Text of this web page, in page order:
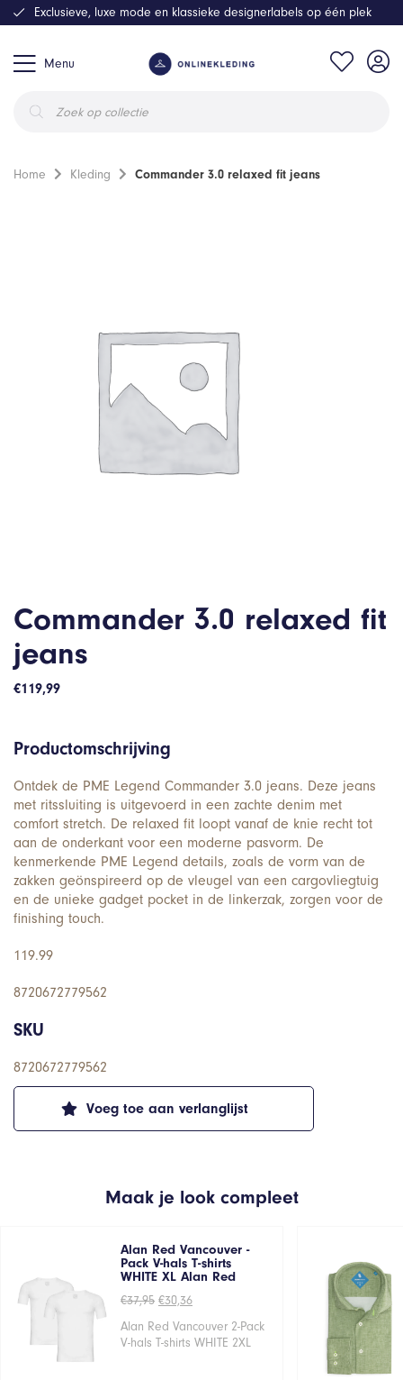
Menu
zoeken
Exclusieve, luxe mode en klassieke designerlabels op één plek
Home Kleding Commander 3.0 relaxed fit jeans
Commander 3.0 relaxed fit
jeans
€119,99
Voeg toe aan verlanglijst
Productomschrijving
Ontdek de PME Legend Commander 3.0 jeans. Deze jeans
met ritssluiting is uitgevoerd in een zachte denim met
comfort stretch. De relaxed fit loopt vanaf de knie recht tot
aan de onderkant voor een moderne pasvorm. De
kenmerkende PME Legend details, zoals de vorm van de
zakken geönspireerd op de vleugel van een cargovliegtuig
en de unieke gadget pocket in de linkerzak, zorgen voor de
finishing touch.
119.99
8720672779562
SKU
8720672779562
Maak je look compleet
Alan Red Vancouver -
Pack V-hals T-shirts
WHITE XL Alan Red
€37,95 Oorspronkelijke
was:
€37,95.
€30,36Huidige
is:
€30,36.
Alan Red Vancouver 2-Pack
V-hals T-shirts WHITE 2XL